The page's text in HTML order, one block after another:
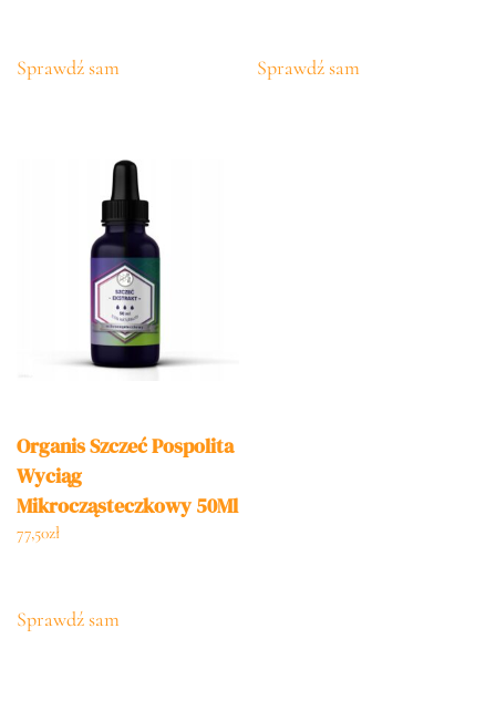
Sprawdź sam Sprawdź sam
Organis Szczeć Pospolita
Wyciąg
Mikrocząsteczkowy 50Ml
77,50zł
Sprawdź sam